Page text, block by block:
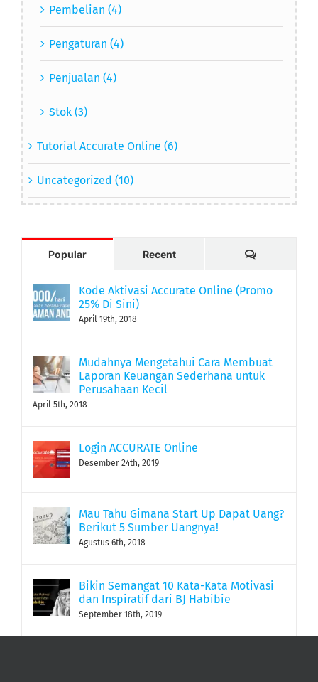
Pembelian (4)
Pengaturan (4)
Penjualan (4)
Stok (3)
Tutorial Accurate Online (6)
Uncategorized (10)
Popular Recent Comments
Kode Aktivasi Accurate Online (Promo
25% Di Sini)
April 19th, 2018
Mudahnya Mengetahui Cara Membuat
Laporan Keuangan Sederhana untuk
Perusahaan Kecil
April 5th, 2018
Login ACCURATE Online
Desember 24th, 2019
Mau Tahu Gimana Start Up Dapat Uang?
Berikut 5 Sumber Uangnya!
Agustus 6th, 2018
Bikin Semangat 10 Kata-Kata Motivasi
dan Inspiratif dari BJ Habibie
September 18th, 2019